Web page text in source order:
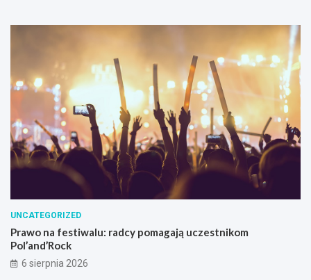
UNCATEGORIZED
Prawo na festiwalu: radcy pomagają uczestnikom
Pol’and’Rock
6 sierpnia 2026